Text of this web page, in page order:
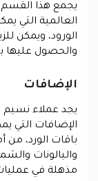
يجمع هذا
العالمية التي
الورود، ويمكن
والحصول
الإضافات
يجد عملاء
الإضافات التي
باقات الورد، من
والبالونات
مذهلة في